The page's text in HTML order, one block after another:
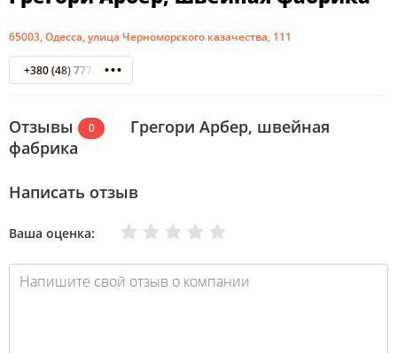
65003, Одесса, улица Черноморского казачества, 111
+380 (48) 777-89-06
Отзывы 0
Грегори Арбер, швейная
фабрика
Написать отзыв
Ваша оценка: Отлично
Хорошо
Нормально
Плохо
Очень плохо